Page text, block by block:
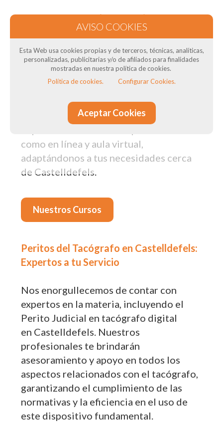
Nuestros cursos de formación
en Castelldefels: Para transportistas
¿Necesitas el Curso CAP para tus
conductores? ¿Necesitas curso de ADR
? ¿Quieres obtener el título del
transportista? En DTSconsulting, como
Centro de Formación de Conductores,
como en línea y aula virtual,
adaptándonos a tus necesidades cerca
de Castelldefels.
Nuestros Cursos
Peritos del Tacógrafo en Castelldefels:
Expertos a tu Servicio
Nos enorgullecemos de contar con
expertos en la materia, incluyendo el
Perito Judicial en tacógrafo digital
en Castelldefels. Nuestros
profesionales te brindarán
asesoramiento y apoyo en todos los
aspectos relacionados con el tacógrafo,
garantizando el cumplimiento de las
normativas y la eficiencia en el uso de
este dispositivo fundamental.
Esta Web usa cookies propias y de terceros, técnicas, analíticas,
personalizadas, publicitarias y/o de afiliados para finalidades
mostradas en nuestra política de cookies.
Política de cookies.
Configurar Cookies.
Aceptar Cookies